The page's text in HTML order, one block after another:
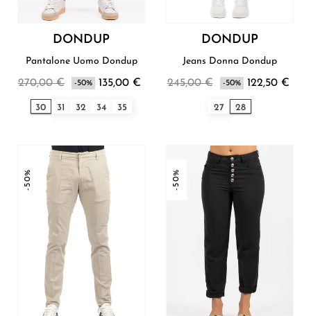
DONDUP
Pantalone Uomo Dondup
270,00 € -50% 135,00 €
30 31 32 34 35
DONDUP
Jeans Donna Dondup
245,00 € -50% 122,50 €
27 28
-50% -50%